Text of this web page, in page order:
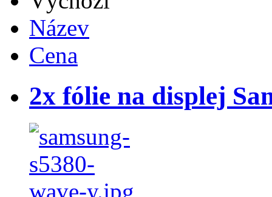
Název
Cena
2x fólie na displej